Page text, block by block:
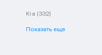
Kia (332)
Показать еще